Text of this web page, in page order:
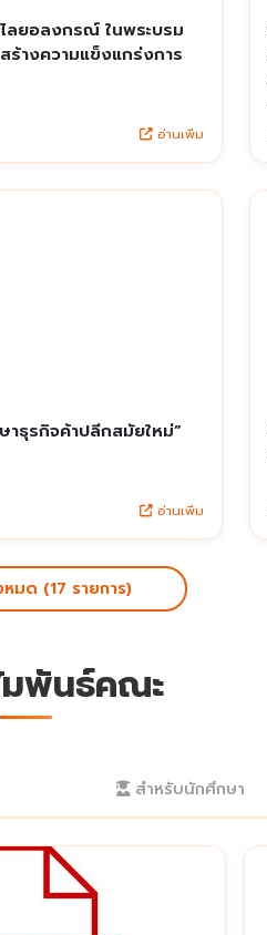
ลยอลงกรณ์ ในพระบรม
างความแข็งแกร่งการ
อ่านเพิ่ม
ธุรกิจค้าปลีกสมัยใหม่”
อ่านเพิ่ม
มด (17 รายการ)
มพันธ์คณะ
สำหรับนักศึกษา